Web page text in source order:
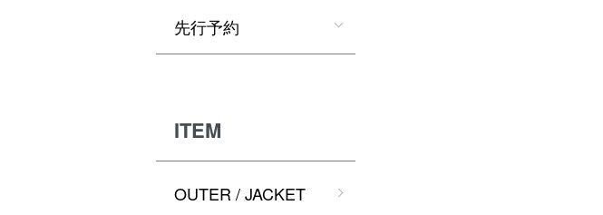
先行予約
ITEM
OUTER / JACKET